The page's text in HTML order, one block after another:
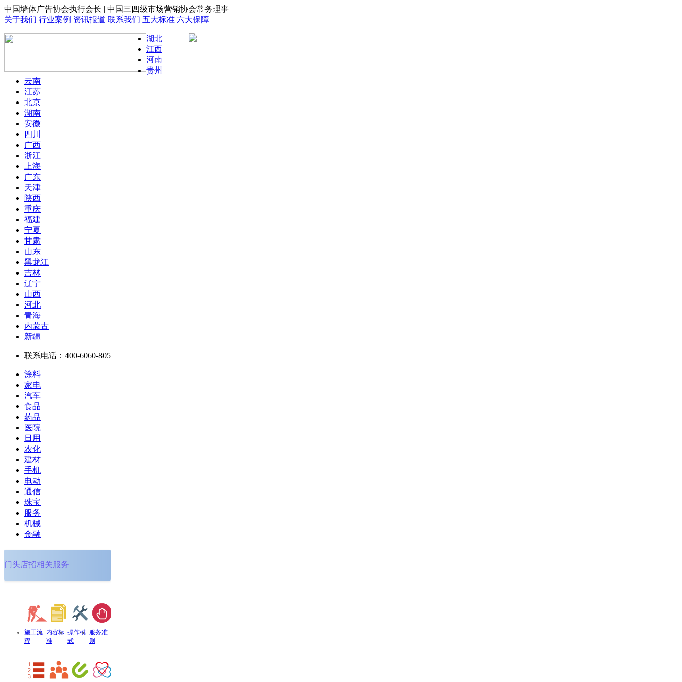
中国墙体广告协会执行会长 | 中国三四级市场营销协会常务理事
关于我们 行业案例 资讯报道 联系我们 五大标准 六大保障
湖北
江西
河南
贵州
云南
江苏
北京
湖南
安徽
四川
广西
浙江
上海
广东
天津
陕西
重庆
福建
宁夏
甘肃
山东
黑龙江
吉林
辽宁
山西
河北
青海
内蒙古
新疆
联系电话： 400-6060-805
涂料
家电
汽车
食品
药品
医院
日用
农化
建材
手机
电动
通信
珠宝
服务
机械
金融
门头店招相关服务
施工流
程
内容标
准
操作模
式
服务准
则